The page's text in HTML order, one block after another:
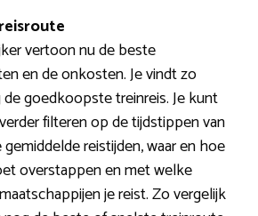
vertoon nu de beste
en de onkosten. Je vindt zo
goedkoopste treinreis. Je kunt
filteren op de tijdstippen van
reistijden, waar en hoe
overstappen en met welke
je reist. Zo vergelijk